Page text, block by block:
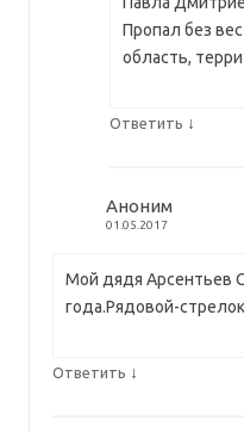
Пропал без
область,
Ответить ↓
Аноним
01.05.2017
Мой дядя Арсентьев
года.Рядовой-
Ответить ↓